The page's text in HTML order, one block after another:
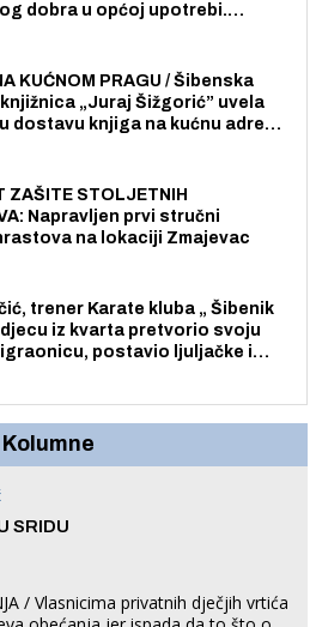
dobra u općoj upotrebi.
KUĆNOM PRAGU / Šibenska
„Juraj Šižgorić” uvela
dostavu knjiga na kućnu adresu
ZAŠITE STOLJETNIH
Napravljen prvi stručni
na lokaciji Zmajevac
trener Karate kluba „ Šibenik
djecu iz kvarta pretvorio svoju
igraonicu, postavio ljuljačke i
Kolumne
SRIDU
/ Vlasnicima privatnih dječjih vrtića